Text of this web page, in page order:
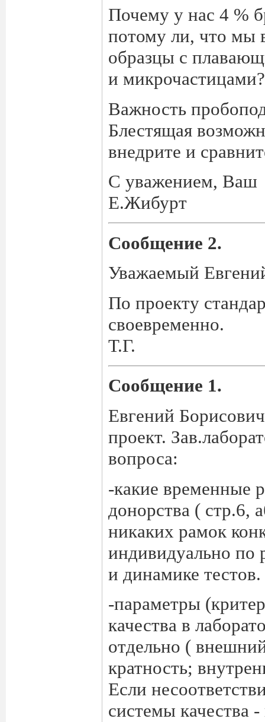
Почему у нас 4 %
потому ли, что мы
образцы с
и микрочастицами?
Важность
Блестящая
внедрите и
С уважением, Ваш
Е.Жибурт
Сообщение 2.
Уважаемый
По проекту
своевременно.
Т.Г.
Сообщение 1.
Евгений
проект.
вопроса:
-какие временные
донорства ( стр.6,
никаких рамок
индивидуально по
и динамике тестов.
-параметры
качества в
отдельно (
кратность;
Если
системы качества